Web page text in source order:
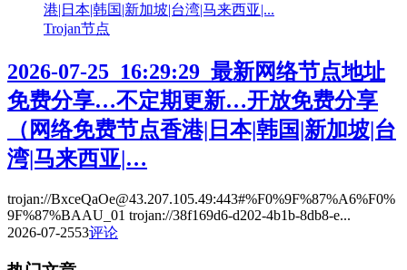
Trojan节点
2026-07-25_16:29:29_最新网络节点地址
免费分享…不定期更新…开放免费分享
（网络免费节点香港|日本|韩国|新加坡|台
湾|马来西亚|…
trojan://BxceQaOe@43.207.105.49:443#%F0%9F%87%A6%F0%
9F%87%BAAU_01 trojan://38f169d6-d202-4b1b-8db8-e...
2026-07-2553评论